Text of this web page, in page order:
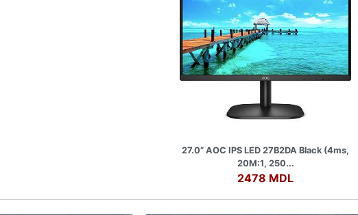
27.0” AOC IPS LED 27B2DA Black (4ms,
20M:1, 250...
2478 MDL